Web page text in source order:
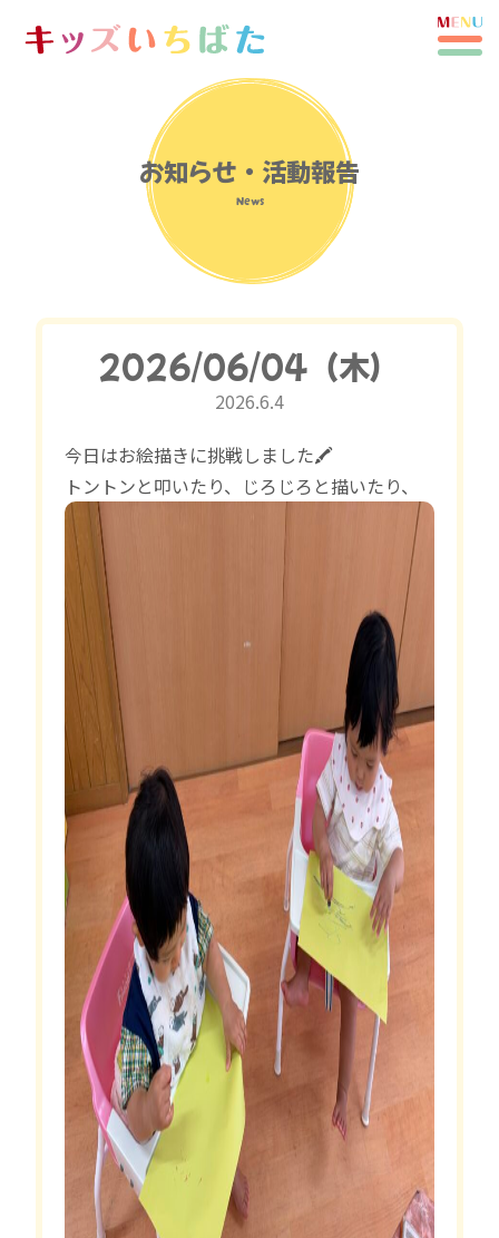
お知らせ・活動報告
News
2026/06/04（木）
2026.6.4
今日はお絵描きに挑戦しました🖍️
トントンと叩いたり、じろじろと描いたり、